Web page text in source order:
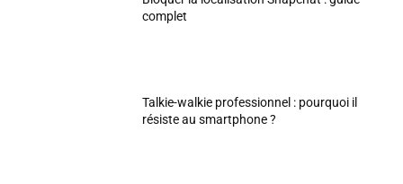
complet
Talkie-walkie professionnel : pourquoi il
résiste au smartphone ?